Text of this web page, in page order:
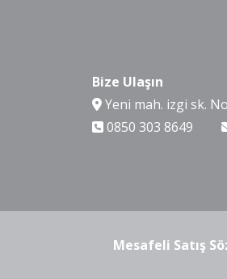
Bize Ulaşın
Yeni mah. izgi sk.
0850 303 8649
Mesafeli Satış